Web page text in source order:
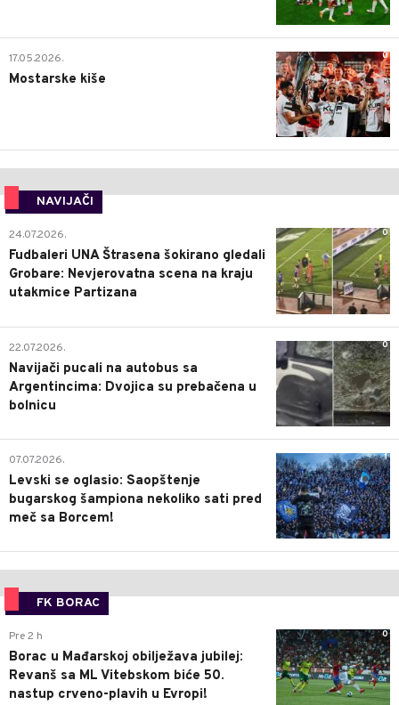
0
17.05.2026.
Mostarske kiše
NAVIJAČI
0
24.07.2026.
Fudbaleri UNA Štrasena šokirano gledali
Grobare: Nevjerovatna scena na kraju
utakmice Partizana
0
22.07.2026.
Navijači pucali na autobus sa
Argentincima: Dvojica su prebačena u
bolnicu
1
07.07.2026.
Levski se oglasio: Saopštenje
bugarskog šampiona nekoliko sati pred
meč sa Borcem!
FK BORAC
0
Pre 2 h
Borac u Mađarskoj obilježava jubilej:
Revanš sa ML Vitebskom biće 50.
nastup crveno-plavih u Evropi!